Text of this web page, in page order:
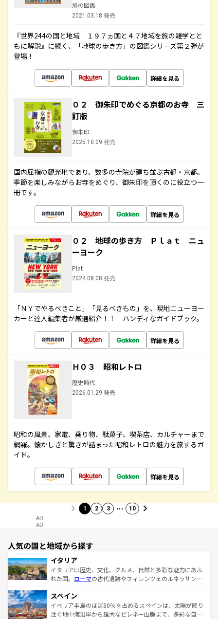
旅の図鑑
2021.03.18 発売
『世界244の国と地域 １９７ヵ国と４７地域を旅の雑学とと
もに解説』に続く、「地球の歩き方」の図鑑シリーズ第２弾が
登場！
詳細を見る
０２ 御朱印でめぐる京都のお寺 三
訂版
御朱印
2025.10.09 発売
国内屈指の観光地であり、数多の寺院が建ち並ぶ古都・京都。
季節を楽しみながらお寺をめぐり、御朱印を頂くのに役立つ一
冊です。
詳細を見る
０２ 地球の歩き方 Ｐｌａｔ ニュ
ーヨーク
Plat
2024.08.08 発売
「ＮＹでやるべきこと」「見るべきもの」を、現地ニューヨー
カーと達人編集者が厳選紹介！！ ハンディなガイドブック。
詳細を見る
Ｈ０３ 昭和レトロ
歴史時代
2026.01.29 発売
昭和の風景、家電、乗り物、駄菓子、喫茶店、カルチャーまで
網羅。懐かしさと驚きが詰まった昭和レトロの魅力を旅するガ
イド。
詳細を見る
1 2 3 … 10
AD
AD
人気の国と地域から探す
イタリア
イタリアは歴史、文化、グルメ、自然と多彩な魅力にあふ
れた国。 ローマの古代遺跡やフィレンツェのルネッサンス
ろん、トスカーナの美しい田園風景やアマルフィ海岸の絶
景など、自然景観も見逃せない。観光の合間には、本場の
ピザやパスタなど、絶品のイタリア料理を堪能することも
スペイン
イベリア半島のほぼ80％を占めるスペインは、太陽が降り
注ぐ地中海沿岸から雄大なピレネー山脈まで、多彩な自然